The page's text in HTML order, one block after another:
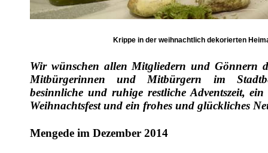
Krippe in der weihnachtlich dekorierten
Wir wünschen allen Mitgliedern und Gönnern
Mitbürgerinnen und Mitbürgern im
besinnliche und ruhige restliche Adventszeit,
Weihnachtsfest und ein frohes und glückliches
Mengede im Dezember 2014